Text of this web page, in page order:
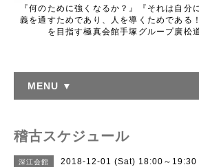
『何のために強くなるか？』『それは自分
義を通すためであり、人を導くためである
を目指す極真会館手塚グループ廣松
MENU ▼
稽古スケジュール
深江会館 2018-12-01 (Sat) 18:00～19:30